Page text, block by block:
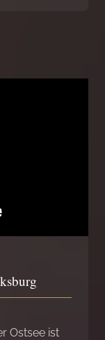
Ostsee ist